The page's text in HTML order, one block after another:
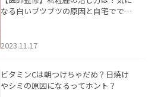
なる白いブツブツの原因と自宅ででき
2023.11.17
ビタミンCは朝つけちゃだめ？日焼け
やシミの原因になるってホント？